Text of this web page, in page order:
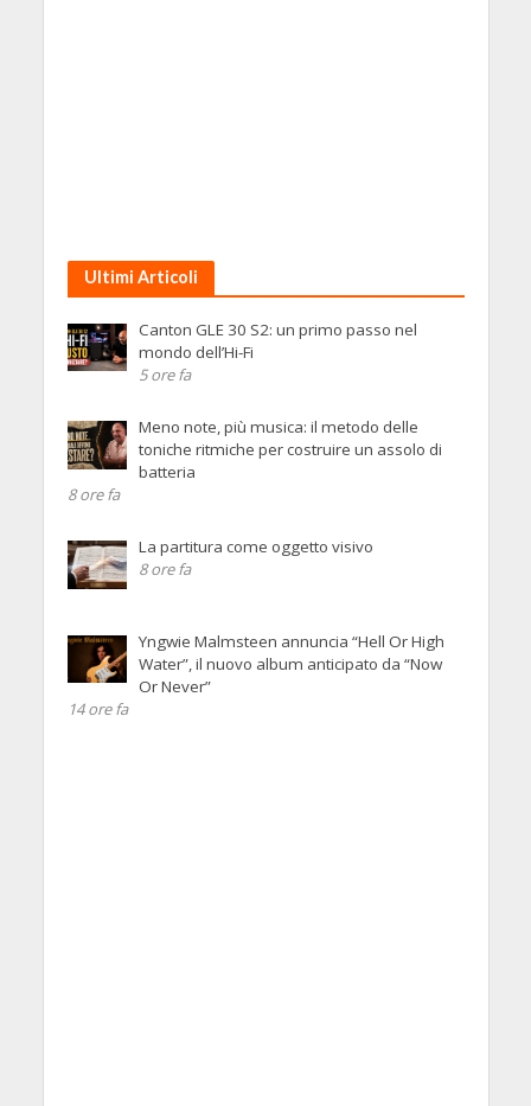
Ultimi Articoli
Canton GLE 30 S2: un primo passo nel
mondo dell’Hi-Fi
5 ore fa
Meno note, più musica: il metodo delle
toniche ritmiche per costruire un assolo di
batteria
8 ore fa
La partitura come oggetto visivo
8 ore fa
Yngwie Malmsteen annuncia “Hell Or High
Water”, il nuovo album anticipato da “Now
Or Never”
14 ore fa